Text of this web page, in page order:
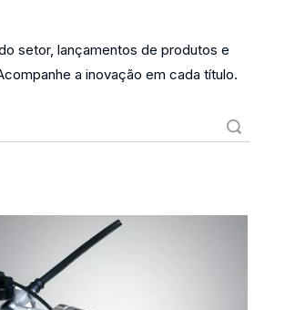
setor, lançamentos de produtos e
a inovação em cada título.